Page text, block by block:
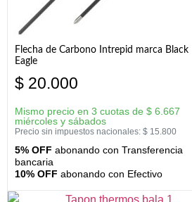
Flecha de Carbono Intrepid marca Black
Eagle
$ 20.000
Mismo precio en 3 cuotas de $ 6.667
miércoles y sábados
Precio sin impuestos nacionales: $ 15.800
5% OFF abonando con Transferencia
bancaria
10% OFF abonando con Efectivo